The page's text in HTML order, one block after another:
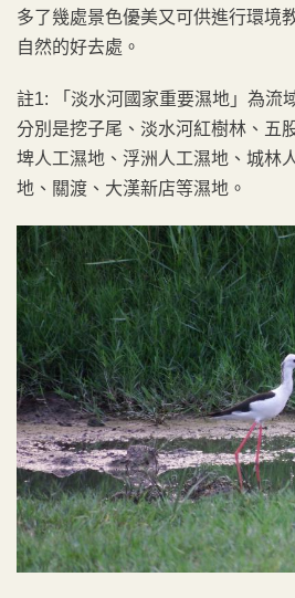
多了幾處景色優美又可供進行環境
自然的好去處。
註1: 「淡水河國家重要濕地」為流
分別是挖子尾、淡水河紅樹林、五
埤人工濕地、浮洲人工濕地、城林
地、關渡、大漢新店等濕地。